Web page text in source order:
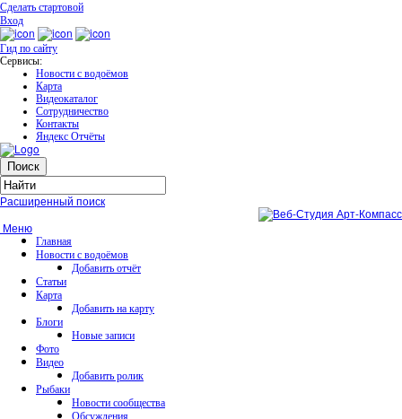
Сделать стартовой
Вход
Гид по сайту
Сервисы:
Новости с водоёмов
Карта
Видеокаталог
Сотрудничество
Контакты
Яндекс Отчёты
Расширенный поиск
Меню
Главная
Новости с водоёмов
Добавить отчёт
Статьи
Карта
Добавить на карту
Блоги
Новые записи
Фото
Видео
Добавить ролик
Рыбаки
Новости сообщества
Обсуждения